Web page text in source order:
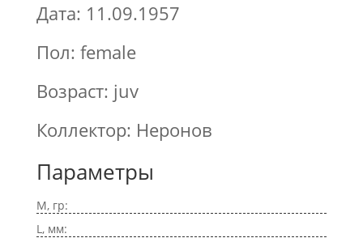
Дата: 11.09.1957
Пол: female
Возраст: juv
Коллектор: Неронов
Параметры
M, гр:
L, мм: